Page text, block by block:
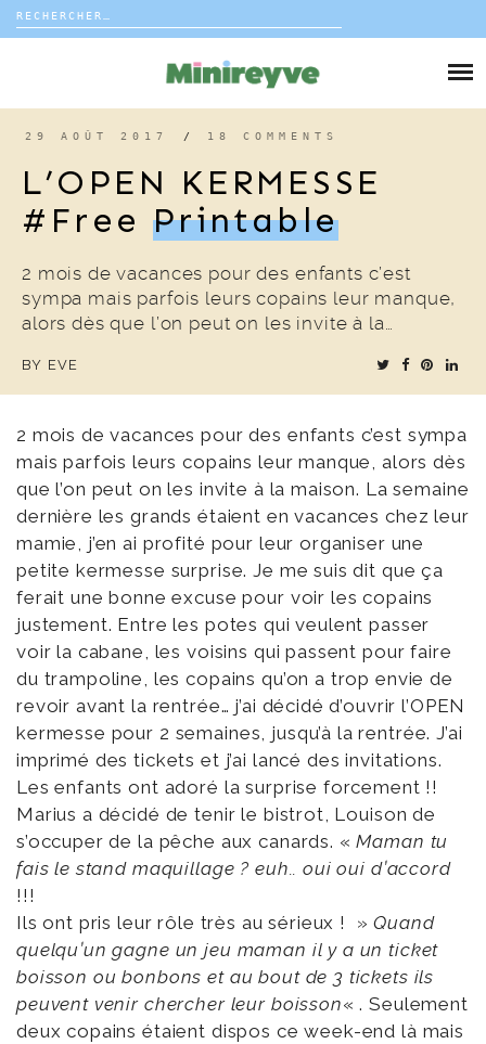
Rechercher :
VIE DE FAMILLE
DÉCO
COUP DE COEUR
EDITORIAL
29 AOÛT 2017 / 18 COMMENTS
L’OPEN KERMESSE
#freePrintable
2 mois de vacances pour des enfants c’est
sympa mais parfois leurs copains leur manque,
alors dès que l’on peut on les invite à la…
BY EVE
2 mois de vacances pour des enfants c’est sympa
mais parfois leurs copains leur manque, alors dès
que l’on peut on les invite à la maison. La semaine
dernière les grands étaient en vacances chez leur
mamie, j’en ai profité pour leur organiser une
petite kermesse surprise. Je me suis dit que ça
ferait une bonne excuse pour voir les copains
justement. Entre les potes qui veulent passer
voir la cabane, les voisins qui passent pour faire
du trampoline, les copains qu’on a trop envie de
revoir avant la rentrée… j’ai décidé d’ouvrir l’OPEN
kermesse pour 2 semaines, jusqu’à la rentrée. J’ai
imprimé des tickets et j’ai lancé des invitations.
Les enfants ont adoré la surprise forcement !!
Marius a décidé de tenir le bistrot, Louison de
s’occuper de la pêche aux canards. «Maman tu
fais le stand maquillage ? euh.. oui oui d’accord
!!!
Ils ont pris leur rôle très au sérieux ! »Quand
quelqu’un gagne un jeu maman il y a un ticket
boisson ou bonbons et au bout de 3 tickets ils
peuvent venir chercher leur boisson« . Seulement
deux copains étaient dispos ce week-end là mais